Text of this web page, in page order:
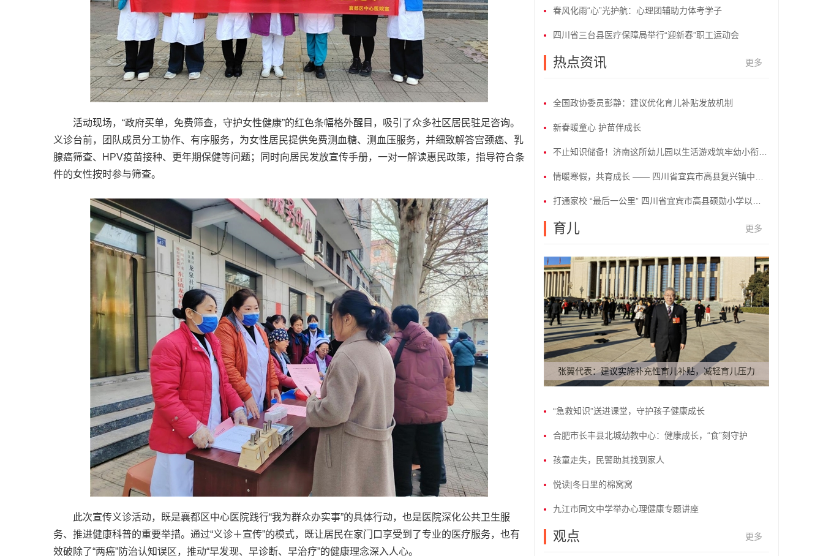
活动现场，“政府买单，免费筛查，守护女性健康”的红色条幅格外醒目，吸引了众多社区居民驻足咨询。
义诊台前，团队成员分工协作、有序服务，为女性居民提供免费测血糖、测血压服务，并细致解答宫颈癌、乳
腺癌筛查、HPV疫苗接种、更年期保健等问题；同时向居民发放宣传手册，一对一解读惠民政策，指导符合条
件的女性按时参与筛查。
此次宣传义诊活动，既是襄都区中心医院践行“我为群众办实事”的具体行动，也是医院深化公共卫生服
务、推进健康科普的重要举措。通过“义诊＋宣传”的模式，既让居民在家门口享受到了专业的医疗服务，也有
效破除了“两癌”防治认知误区，推动“早发现、早诊断、早治疗”的健康理念深入人心。
春风化雨“心”光护航：心理团辅助力体考学子
四川省三台县医疗保障局举行“迎新春”职工运动会
热点资讯 更多
全国政协委员彭静：建议优化育儿补贴发放机制
新春暖童心 护苗伴成长
不止知识储备！济南这所幼儿园以生活游戏筑牢幼小衔接根基
情暖寒假，共育成长 —— 四川省宜宾市高县复兴镇中心小学校开展寒假家访活动
打通家校 “最后一公里” 四川省宜宾市高县硕勋小学以家访暖童心、护成长
育儿 更多
张翼代表：建议实施补充性育儿补贴，减轻育儿压力
“急救知识”送进课堂，守护孩子健康成长
合肥市长丰县北城幼教中心：健康成长，“食”刻守护
孩童走失，民警助其找到家人
悦读|冬日里的棉窝窝
九江市同文中学举办心理健康专题讲座
观点 更多